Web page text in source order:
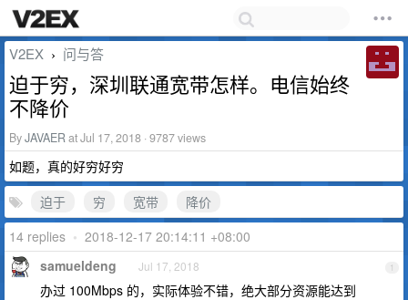
V2EX › 问与答
迫于穷，深圳联通宽带怎样。电信始终
不降价
ByJAVAERat Jul 17, 2018 · 9787 views
如题，真的好穷好穷
迫于
穷 宽带
降价
14 replies • 2018-12-17 20:14:11 +08:00
1
samueldeng Jul 17, 2018
办过 100Mbps 的，实际体验不错，绝大部分资源能达到